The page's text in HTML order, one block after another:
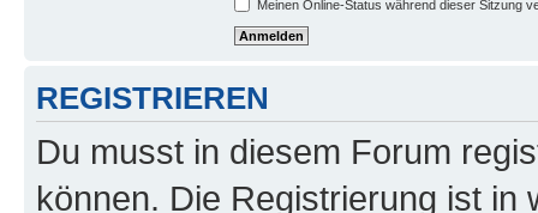
Meinen Online-Status während dieser Sitzung
REGISTRIEREN
Du musst in diesem Forum
können. Die Registrierung ist in